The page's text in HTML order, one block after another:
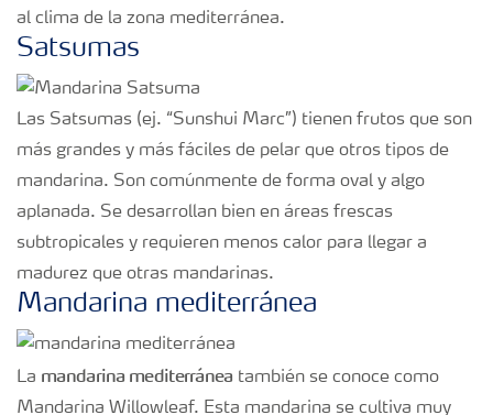
al clima de la zona mediterránea.
Satsumas
Las Satsumas (ej. “Sunshui Marc”) tienen frutos que son
más grandes y más fáciles de pelar que otros tipos de
mandarina. Son comúnmente de forma oval y algo
aplanada. Se desarrollan bien en áreas frescas
subtropicales y requieren menos calor para llegar a
madurez que otras mandarinas.
Mandarina mediterránea
La mandarina mediterránea también se conoce como
Mandarina Willowleaf. Esta mandarina se cultiva muy